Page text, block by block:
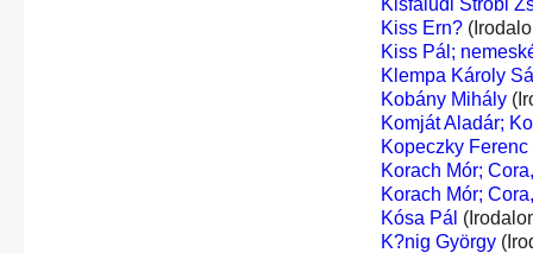
Kiss Ern?
Kiss Pál;
Klempa Károly
Kobány Mihály
Komját Aladár;
Kopeczky Ferenc
Korach Mór;
Korach Mór;
Kósa Pál
K?nig György